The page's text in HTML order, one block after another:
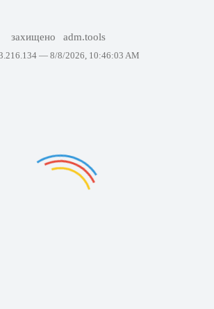
захищено adm.tools
— 8/8/2026, 10:46:03 AM